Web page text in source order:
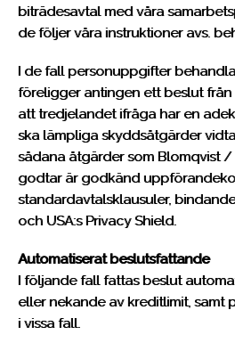
biträdesavtal med våra
de följer våra instruktioner avs.
I de fall personuppgifter
föreligger antingen ett beslut från
att tredjelandet ifråga har en
ska lämpliga skyddsåtgärder
sådana åtgärder som Blomqvist /
godtar är godkänd
standardavtalsklausuler,
och USA:s Privacy Shield.
Automatiserat beslutsfattande
I följande fall fattas beslut
eller nekande av kreditlimit, samt
i vissa fall.